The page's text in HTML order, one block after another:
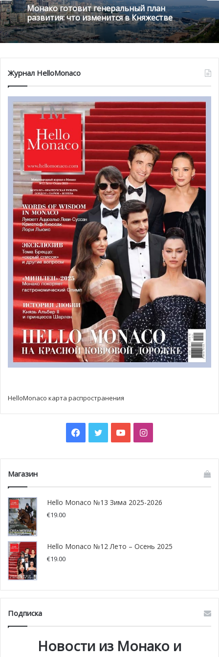
«CREM помогает выполнять требования, которые
выдвигаются Правительством по отношению как к
резидентам-иностранцам, так и к тем, кто находится в
процессе получения карты резидента. Они
представляют собой очень важную экономическую
составляющую для окончательной адаптации», —
отмечает Луизетта Леви-Соссан Аццоальо (Loisette
Levy-Saussan Azzoaglio), президент и основатель CREM.
— Идеальный формат для дискуссий на различные
темы, для обсуждения волнующих вопросов.»
«Интересная и продуманная программа мероприятий
позволяет всем членам сообщества почувствовать свою
значимость и ощутить заботу окружающих. 2018 год не
стал исключением»,- подтвердил новый генеральный
директор CREM Крис Дандт (Chris Dhandt) во время
своей пресс-конференции 20 июня 2018 года, на
которой удалось побывать и HelloMonaco.
Монако готовит генеральный план
развития: что изменится в Княжестве
Журнал HelloMonaco
HelloMonaco карта распространения
Facebook
TwitterYouTubeInstagram
Магазин
Hello Monaco №13 Зима 2025-2026
€19.00
Hello Monaco №12 Лето – Осень 2025
€19.00
Подписка
Новости из Монако и